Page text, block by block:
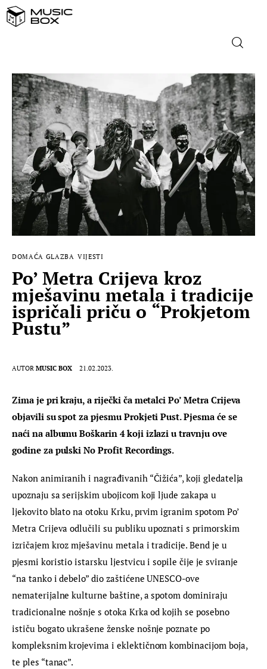
NASLOVNICA
DOMAĆA GLAZBA
STRANA GLAZBA
FILM
MUSIC BOX
DOMAĆA GLAZBA VIJESTI
Po’ Metra Crijeva kroz
mješavinu metala i tradicije
ispričali priču o “Prokjetom
Pustu”
AUTOR MUSIC BOX 21.02.2023.
Zima je pri kraju, a riječki ča metalci Po’ Metra Crijeva
objavili su spot za pjesmu Prokjeti Pust. Pjesma će se
naći na albumu Boškarin 4 koji izlazi u travnju ove
godine za pulski No Profit Recordings.
Nakon animiranih i nagrađivanih “Čižića”, koji gledatelja
upoznaju sa serijskim ubojicom koji ljude zakapa u
ljekovito blato na otoku Krku, prvim igranim spotom Po’
Metra Crijeva odlučili su publiku upoznati s primorskim
izričajem kroz mješavinu metala i tradicije. Bend je u
pjesmi koristio istarsku ljestvicu i sopile čije je sviranje
“na tanko i debelo” dio zaštićene UNESCO-ove
nematerijalne kulturne baštine, a spotom dominiraju
tradicionalne nošnje s otoka Krka od kojih se posebno
ističu bogato ukrašene ženske nošnje poznate po
kompleksnim krojevima i eklektičnom kombinacijom boja,
te ples “tanac”.